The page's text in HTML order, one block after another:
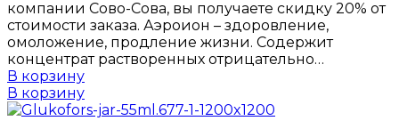
компании Сово-Сова, вы получаете скидку 20% от
стоимости заказа. Аэроион – здоровление,
омоложение, продление жизни. Содержит
концентрат растворенных отрицательно…
В корзину
В корзину